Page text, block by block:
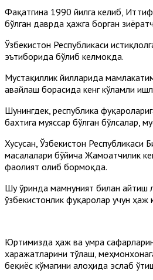
Фақатгина 1990 йилга келиб,
бўлган даврда ҳажга борган
Ўзбекистон Республикаси
эътиборида бўлиб келмоқда.
Мустақиллик йилларида
авайлаш борасида кенг кўламли
Шунингдек, республика
бахтига муяссар бўлган бўлсалар,
Хусусан, Ўзбекистон Республикаси
масалалари бўйича Жамоатчилик
фаолият олиб бормоқда.
Шу ўринда мамнуният билан айтиш
ўзбекистонлик фуқаролар учун
Юртимизда ҳаж ва умра
харажатларини тўлаш,
беқиёс кўмагини алоҳида эслаб